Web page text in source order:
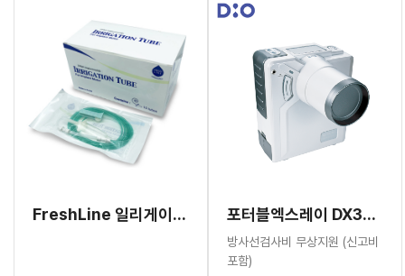
FreshLine 일리게이션 튜브 W&H용 (#267958) 포터블엑스레이 DX3000 (카메라타입)
방사선검사비 무상지원 (신고비
포함)